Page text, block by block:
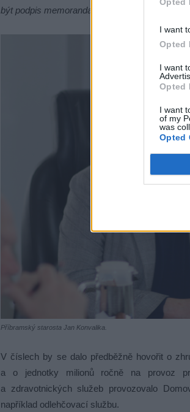
I want
Opted
I want
Opted
I want
of my
was
Opted
být podpis memoranda se společností Stavus o
Příbramský starosta Jan Konvalika.
V číslech by se dalo předběžně hovořit o
a o jednotky milionů ročně na provoz
a zdravotnických služeb provozovalo
například odlehčovací službu.